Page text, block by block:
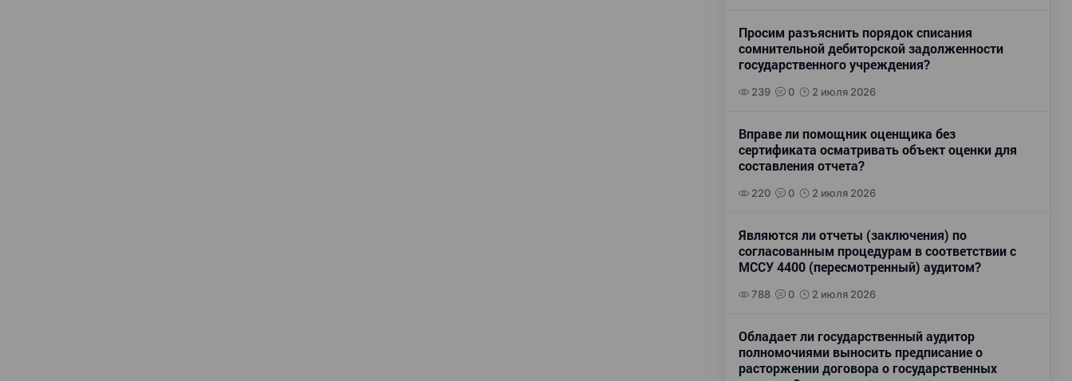
Просим разъяснить порядок списания
сомнительной дебиторской задолженности
государственного учреждения?
239 0 2 июля 2026
Вправе ли помощник оценщика без
сертификата осматривать объект оценки для
составления отчета?
220 0 2 июля 2026
Являются ли отчеты (заключения) по
согласованным процедурам в соответствии с
МССУ 4400 (пересмотренный) аудитом?
788 0 2 июля 2026
Обладает ли государственный аудитор
полномочиями выносить предписание о
расторжении договора о государственных